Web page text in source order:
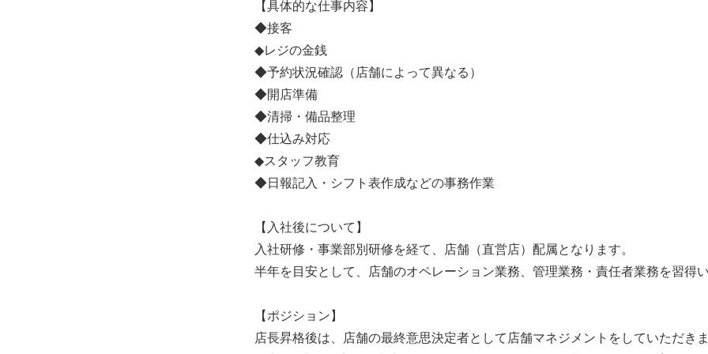
【具体的な仕事内容】
◆接客
◆レジの金銭
◆予約状況確認（店舗によって異なる）
◆開店準備
◆清掃・備品整理
◆仕込み対応
◆スタッフ教育
◆日報記入・シフト表作成などの事務作業
【入社後について】
入社研修・事業部別研修を経て、店舗（直営店）配属となります。
半年を目安として、店舗のオペレーション業務、管理業務・責任者業務を習得い
【ポジション】
店長昇格後は、店舗の最終意思決定者として店舗マネジメントをしていただきま